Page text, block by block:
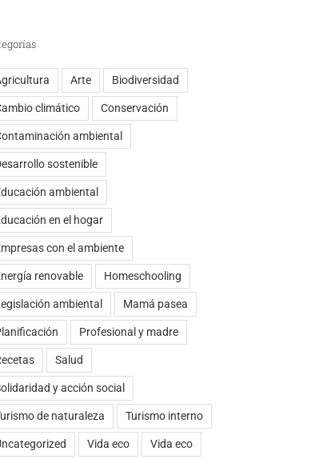
Arte Biodiversidad
climático Conservación
ambiental
sostenible
ambiental
en el hogar
con el ambiente
renovable Homeschooling
ambiental Mamá pasea
Profesional y madre
Salud
y acción social
de naturaleza Turismo interno
Vida eco Vida eco